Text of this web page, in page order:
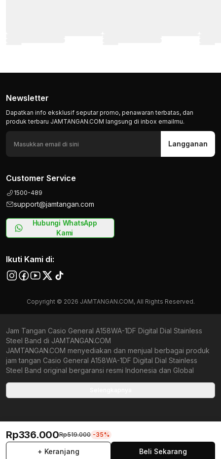
Newsletter
Dapatkan info eksklusif seputar promo, penawaran terbatas, dan
produk terbaru JAMTANGAN.COM langsung di inbox emailmu.
Langganan
Customer Service
1500-489
support@jamtangan.com
Hubungi WhatsApp
Kami
Ikuti Kami di:
Copyright © 2026 JAMTANGAN.COM, All Rights Reserved.
Jam Tangan Casio General A158WA-1DF Digital Dial Stainless
Steel Band di JAMTANGAN.COM
JAMTANGAN.COM menyediakan dan menjual berbagai produk
jam tangan Casio General A158WA-1DF Digital Dial Stainless
Steel Band original bergaransi resmi Indonesia dan Global
menjamin produk-produk yang tersedia merupakan produk jam
terjangkau dari toko online Indonesia lainnya. Anda,
watchlovers, merupakan prioritas utama kami. Dengan
tersedianya berbagai jam tangan mechanical, kinetic, dan
quartz mulai dari yang bertema fine-elegance atau elegan
Rp336.000Rp519.000 -35%
+ Keranjang Beli Sekarang